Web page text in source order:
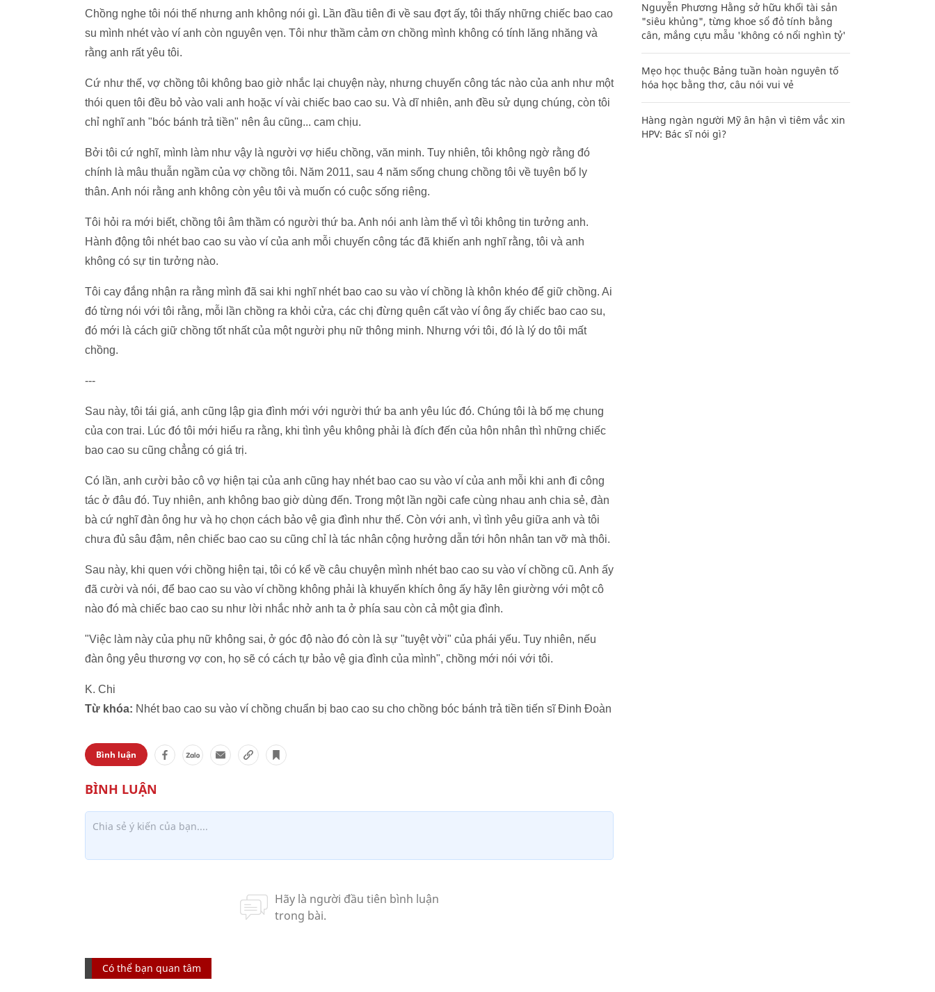
Chồng nghe tôi nói thế nhưng anh không nói gì. Lần đầu tiên đi về sau đợt ấy, tôi thấy những chiếc bao cao
su mình nhét vào ví anh còn nguyên vẹn. Tôi như thầm cảm ơn chồng mình không có tính lăng nhăng và
rằng anh rất yêu tôi.
Cứ như thế, vợ chồng tôi không bao giờ nhắc lại chuyện này, nhưng chuyến công tác nào của anh như một
thói quen tôi đều bỏ vào vali anh hoặc ví vài chiếc bao cao su. Và dĩ nhiên, anh đều sử dụng chúng, còn tôi
chỉ nghĩ anh "bóc bánh trả tiền" nên âu cũng... cam chịu.
Bởi tôi cứ nghĩ, mình làm như vậy là người vợ hiểu chồng, văn minh. Tuy nhiên, tôi không ngờ rằng đó
chính là mâu thuẫn ngầm của vợ chồng tôi. Năm 2011, sau 4 năm sống chung chồng tôi về tuyên bố ly
thân. Anh nói rằng anh không còn yêu tôi và muốn có cuộc sống riêng.
Tôi hỏi ra mới biết, chồng tôi âm thầm có người thứ ba. Anh nói anh làm thế vì tôi không tin tưởng anh.
Hành động tôi nhét bao cao su vào ví của anh mỗi chuyến công tác đã khiến anh nghĩ rằng, tôi và anh
không có sự tin tưởng nào.
Tôi cay đắng nhận ra rằng mình đã sai khi nghĩ nhét bao cao su vào ví chồng là khôn khéo để giữ chồng. Ai
đó từng nói với tôi rằng, mỗi lần chồng ra khỏi cửa, các chị đừng quên cất vào ví ông ấy chiếc bao cao su,
đó mới là cách giữ chồng tốt nhất của một người phụ nữ thông minh. Nhưng với tôi, đó là lý do tôi mất
chồng.
---
Sau này, tôi tái giá, anh cũng lập gia đình mới với người thứ ba anh yêu lúc đó. Chúng tôi là bố mẹ chung
của con trai. Lúc đó tôi mới hiểu ra rằng, khi tình yêu không phải là đích đến của hôn nhân thì những chiếc
bao cao su cũng chẳng có giá trị.
Có lần, anh cười bảo cô vợ hiện tại của anh cũng hay nhét bao cao su vào ví của anh mỗi khi anh đi công
tác ở đâu đó. Tuy nhiên, anh không bao giờ dùng đến. Trong một lần ngồi cafe cùng nhau anh chia sẻ, đàn
bà cứ nghĩ đàn ông hư và họ chọn cách bảo vệ gia đình như thế. Còn với anh, vì tình yêu giữa anh và tôi
chưa đủ sâu đậm, nên chiếc bao cao su cũng chỉ là tác nhân cộng hưởng dẫn tới hôn nhân tan vỡ mà thôi.
Sau này, khi quen với chồng hiện tại, tôi có kể về câu chuyện mình nhét bao cao su vào ví chồng cũ. Anh ấy
đã cười và nói, để bao cao su vào ví chồng không phải là khuyến khích ông ấy hãy lên giường với một cô
nào đó mà chiếc bao cao su như lời nhắc nhở anh ta ở phía sau còn cả một gia đình.
"Việc làm này của phụ nữ không sai, ở góc độ nào đó còn là sự "tuyệt vời" của phái yếu. Tuy nhiên, nếu
đàn ông yêu thương vợ con, họ sẽ có cách tự bảo vệ gia đình của mình", chồng mới nói với tôi.
K. Chi
Từ khóa: Nhét bao cao su vào ví chồng chuẩn bị bao cao su cho chồng bóc bánh trả tiền tiến sĩ Đinh Đoàn
Bình luận
Có thể bạn quan tâm
Nguyễn Phương Hằng sở hữu khối tài sản
"siêu khủng", từng khoe sổ đỏ tính bằng
cân, mắng cựu mẫu 'không có nổi nghìn tỷ'
Mẹo học thuộc Bảng tuần hoàn nguyên tố
hóa học bằng thơ, câu nói vui vẻ
Hàng ngàn người Mỹ ân hận vì tiêm vắc xin
HPV: Bác sĩ nói gì?